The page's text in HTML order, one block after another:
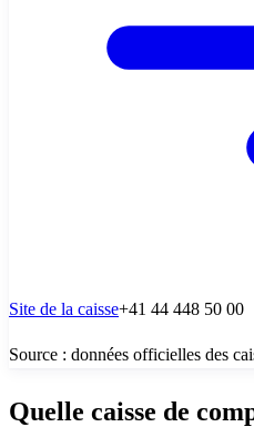
Site de la caisse+41 44 448 50 00
Source : données officielles des
Quelle caisse de